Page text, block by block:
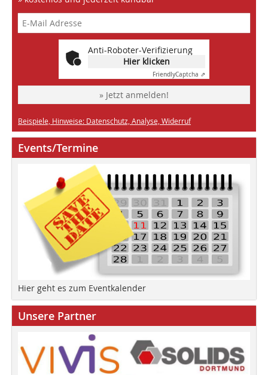
Anti-Roboter-Verifizierung
Hier klicken
FriendlyCaptcha ⇗
» Jetzt anmelden!
Beispiele, Hinweise: Datenschutz, Analyse, Widerruf
Events/Termine
Hier geht es zum Eventkalender
Unsere Partner